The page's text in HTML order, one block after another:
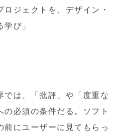
ジェクトを、デザイン・
び」
は、「批評」や「度重な
必須の条件だる。ソフト
にユーザーに見てもらっ